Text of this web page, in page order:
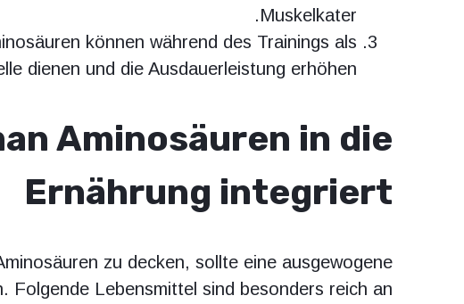
Muskelkater.
können während des Trainings als
dienen und die Ausdauerleistung erhöhen.
Aminosäuren in die
Ernährung integriert
zu decken, sollte eine ausgewogene
Folgende Lebensmittel sind besonders reich an